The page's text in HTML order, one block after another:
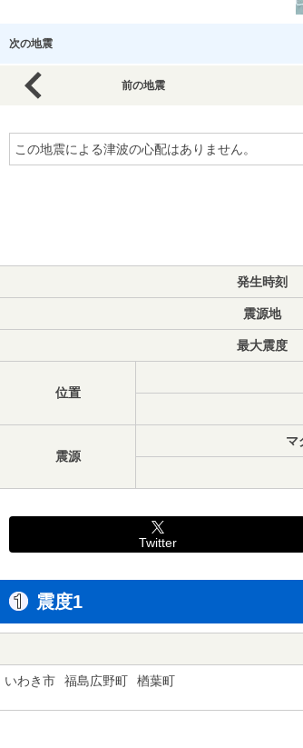
次の地震
前の地震
この地震による津波の心配はありません。
発生時刻
震源地
最大震度
位置
震源
マ
Twitter
震度1
いわき市 福島広野町 楢葉町